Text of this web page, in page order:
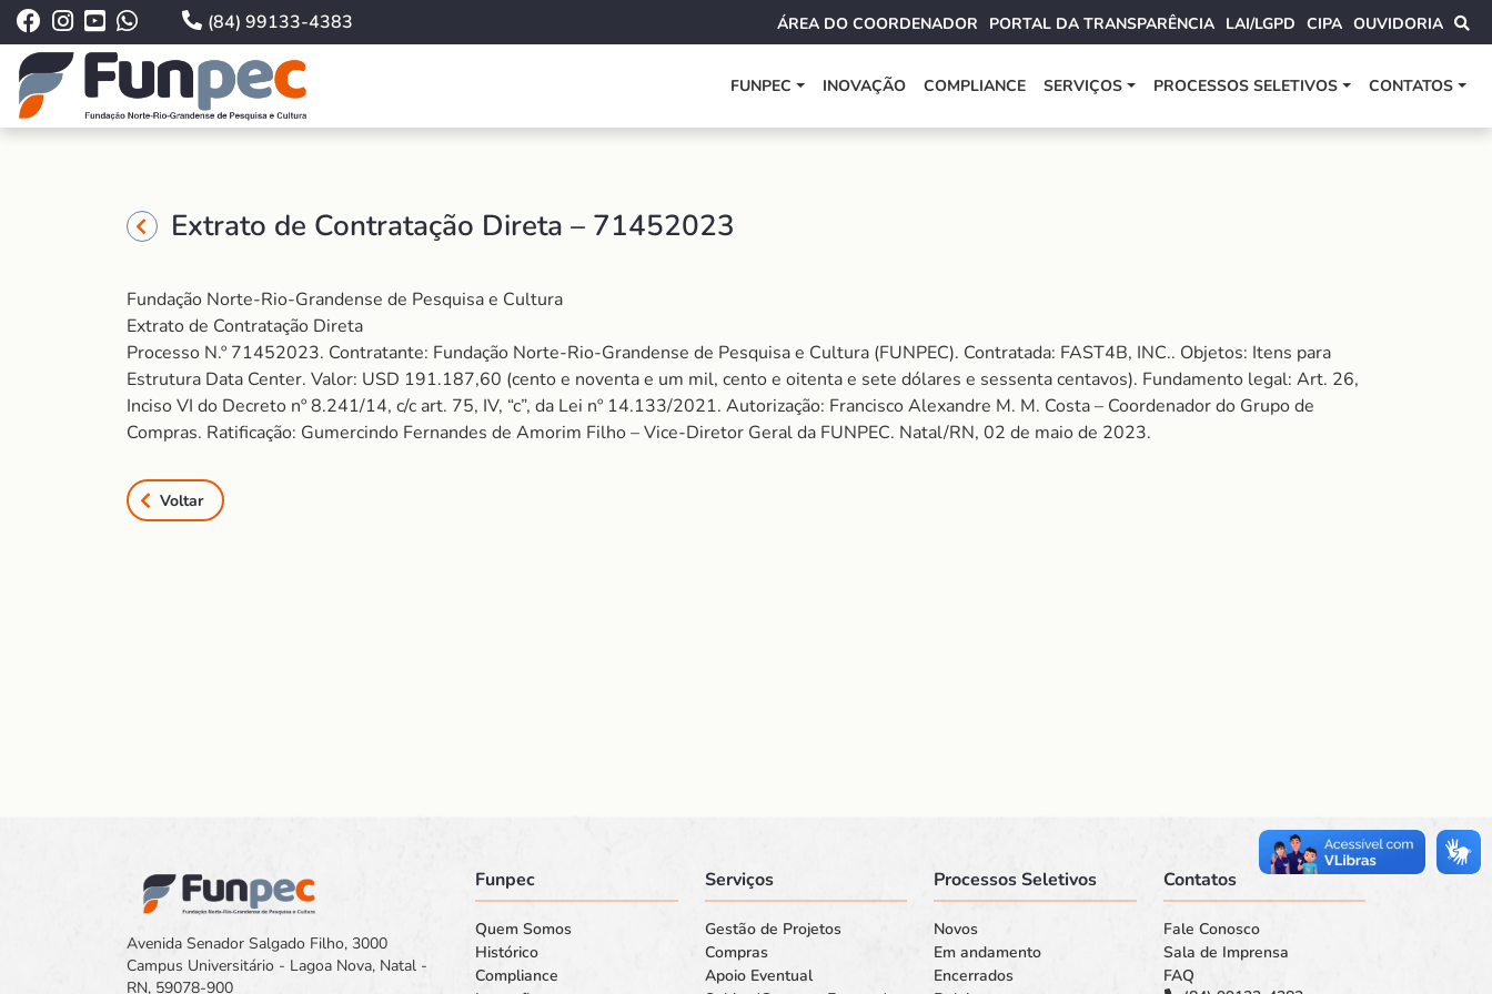
(84) 99133-4383 ÁREA DO COORDENADOR PORTAL DA TRANSPARÊNCIA LAI/LGPD CIPA OUVIDORIA
FUNPEC INOVAÇÃO COMPLIANCE SERVIÇOS PROCESSOS SELETIVOS CONTATOS
Extrato de Contratação Direta – 71452023
Fundação Norte-Rio-Grandense de Pesquisa e Cultura
Extrato de Contratação Direta
Processo N.º 71452023. Contratante: Fundação Norte-Rio-Grandense de Pesquisa e Cultura (FUNPEC). Contratada: FAST4B, INC.. Objetos: Itens para
Estrutura Data Center. Valor: USD 191.187,60 (cento e noventa e um mil, cento e oitenta e sete dólares e sessenta centavos). Fundamento legal: Art. 26,
Inciso VI do Decreto nº 8.241/14, c/c art. 75, IV, “c”, da Lei nº 14.133/2021. Autorização: Francisco Alexandre M. M. Costa – Coordenador do Grupo de
Compras. Ratificação: Gumercindo Fernandes de Amorim Filho – Vice-Diretor Geral da FUNPEC. Natal/RN, 02 de maio de 2023.
Voltar
Avenida Senador Salgado Filho, 3000
Campus Universitário - Lagoa Nova, Natal -
RN, 59078-900
Funpec
Quem Somos
Histórico
Compliance
Serviços
Gestão de Projetos
Compras
Apoio Eventual
Processos Seletivos
Novos
Em andamento
Encerrados
Contatos
Fale Conosco
Sala de Imprensa
FAQ